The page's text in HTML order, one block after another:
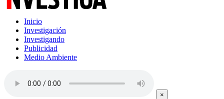
Inicio
Investigación
Investigando
Publicidad
Medio Ambiente
×